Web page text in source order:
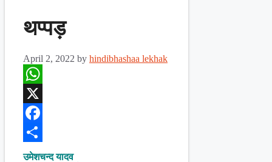
थप्पड़
April 2, 2022 by hindibhashaa lekhak
WhatsApp
X
Facebook
Share
उमेशचन्द यादव